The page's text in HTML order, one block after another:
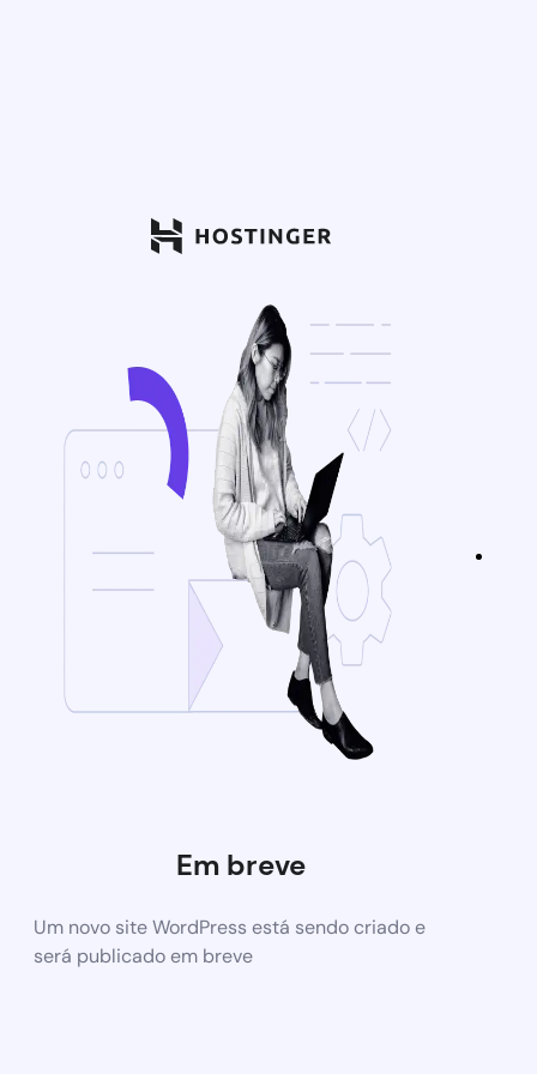
Em breve
Um novo site WordPress está sendo criado e
será publicado em breve